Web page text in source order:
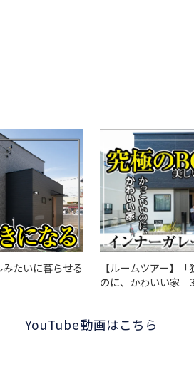
たいに暮らせる
【ルームツアー】
のに、かわいい家
YouTube動画はこちら